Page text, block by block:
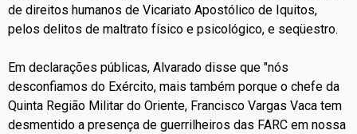
de direitos humanos de Vicariato Apostólico de Iquitos,
pelos delitos de maltrato físico e psicológico, e seqüestro.
Em declarações públicas, Alvarado disse que "nós
desconfiamos do Exército, mais também porque o chefe da
Quinta Região Militar do Oriente, Francisco Vargas Vaca tem
desmentido a presença de guerrilheiros das FARC em nossa